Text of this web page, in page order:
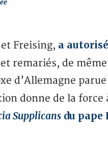
Freising, a
remariés, de
d’Allemagne parue
donne de la force
Supplicansdu pape